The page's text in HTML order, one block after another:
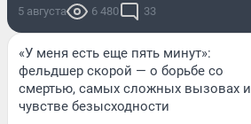
5 августа 6 480 33
«У меня есть еще пять минут»:
фельдшер скорой — о борьбе со
смертью, самых сложных вызовах и
чувстве безысходности